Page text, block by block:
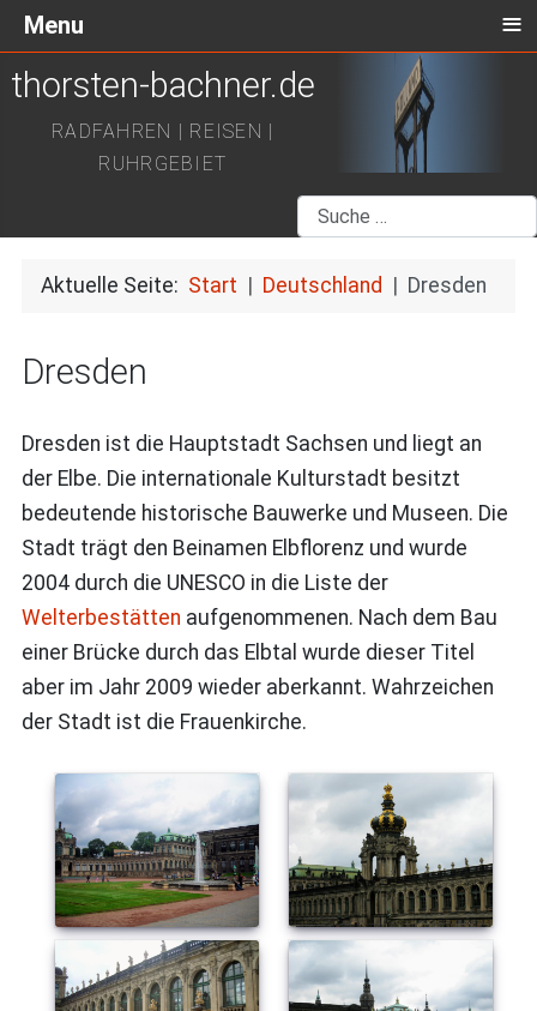
thorsten-bachner.de
RADFAHREN | REISEN |
RUHRGEBIET
Suchen
Aktuelle Seite: Start Deutschland Dresden
Dresden
Dresden ist die Hauptstadt Sachsen und liegt an
der Elbe. Die internationale Kulturstadt besitzt
bedeutende historische Bauwerke und Museen. Die
Stadt trägt den Beinamen Elbflorenz und wurde
2004 durch die UNESCO in die Liste der
Welterbestätten aufgenommenen. Nach dem Bau
einer Brücke durch das Elbtal wurde dieser Titel
aber im Jahr 2009 wieder aberkannt. Wahrzeichen
der Stadt ist die Frauenkirche.
Menu ≡